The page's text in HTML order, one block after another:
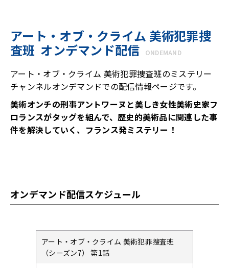
アート・オブ・クライム 美術犯罪捜
査班 オンデマンド配信
ONDEMAND
アート・オブ・クライム 美術犯罪捜査班のミステリー
チャンネルオンデマンドでの配信情報ページです。
美術オンチの刑事アントワーヌと美しき女性美術史家フ
ロランスがタッグを組んで、歴史的美術品に関連した事
件を解決していく、フランス発ミステリー！
オンデマンド配信スケジュール
アート・オブ・クライム 美術犯罪捜査班
（シーズン7） 第1話